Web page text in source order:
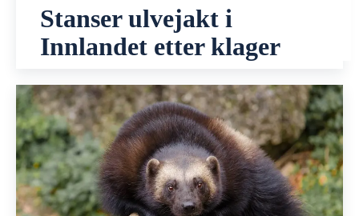
Stanser ulvejakt i
Innlandet etter klager